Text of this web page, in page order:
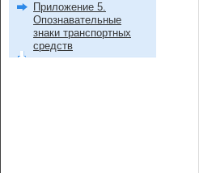
Приложение 5.
Опознавательные
знаки транспортных
средств